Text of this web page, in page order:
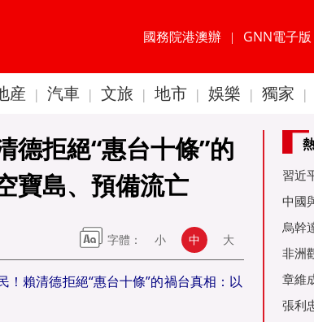
國務院港澳辦 | GNN電子版
産 | 汽車 | 文旅 | 地市 | 娛樂 | 獨家 |
德拒絕“惠台十條”的
寶島、預備流亡
字體： 小 中 大
！賴清德拒絕“惠台十條”的禍台真相：以
習近
60周
中國
金達
烏幹
事務
非洲
是棋
章維
張利